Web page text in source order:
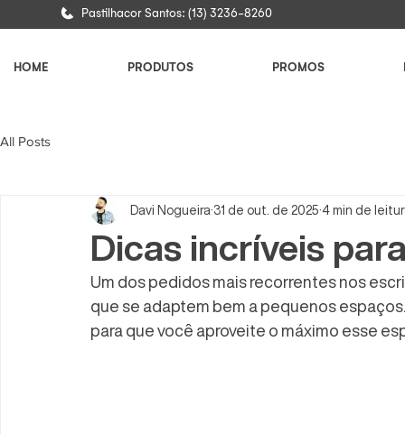
HOME PRODUTOS PROMOS
Pastilhacor Santos: (13) 3236-8260
All Posts
Dicas incríveis
Davi Nogueira 31 de out. de 2025 4 min de
Um dos pedidos mais recorrentes nos
que se adaptem bem a pequenos
para que você aproveite o máximo esse